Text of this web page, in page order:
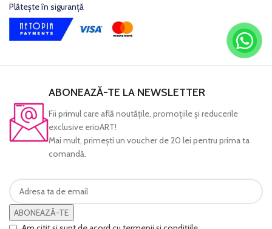
Plătește în siguranță
ABONEAZĂ-TE LA NEWSLETTER
Fii primul care află noutăţile, promoţiile şi reducerile
exclusive erioART!
Mai mult, primeşti un voucher de 20 lei pentru prima ta
comandă.
ABONEAZĂ-TE